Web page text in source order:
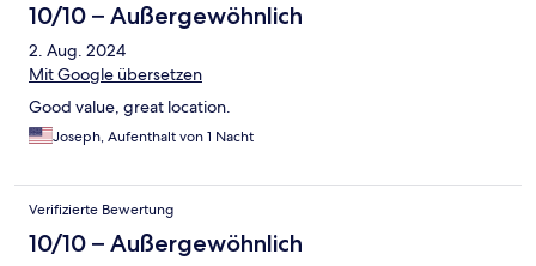
10/10 – Außergewöhnlich
2. Aug. 2024
Mit Google übersetzen
Good value, great location.
Joseph, Aufenthalt von 1 Nacht
Verifizierte Bewertung
10/10 – Außergewöhnlich